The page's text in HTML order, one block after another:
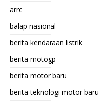
arrc
balap nasional
berita kendaraan listrik
berita motogp
berita motor baru
berita teknologi motor baru